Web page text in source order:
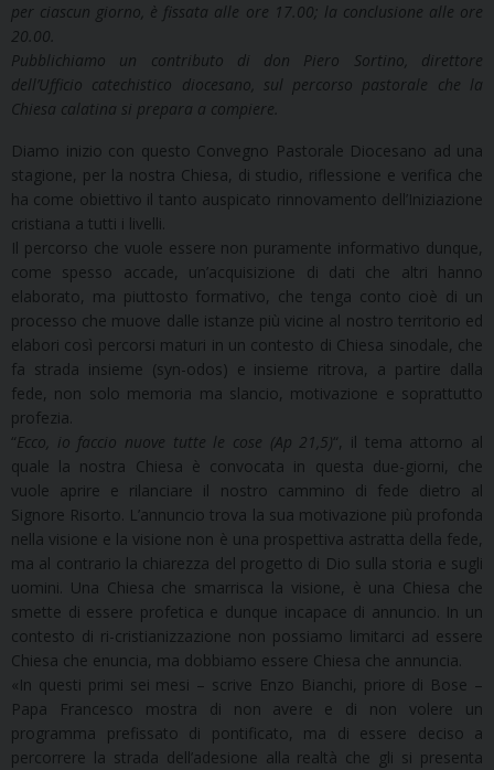
per ciascun giorno, è fissata alle ore 17.00; la conclusione alle ore
20.00.
Pubblichiamo un contributo di don Piero Sortino, direttore
dell’Ufficio catechistico diocesano, sul percorso pastorale che la
Chiesa calatina si prepara a compiere.
Diamo inizio con questo Convegno Pastorale Diocesano ad una
stagione, per la nostra Chiesa, di studio, riflessione e verifica che
ha come obiettivo il tanto auspicato rinnovamento dell’Iniziazione
cristiana a tutti i livelli.
Il percorso che vuole essere non puramente informativo dunque,
come spesso accade, un’acquisizione di dati che altri hanno
elaborato, ma piuttosto formativo, che tenga conto cioè di un
processo che muove dalle istanze più vicine al nostro territorio ed
elabori così percorsi maturi in un contesto di Chiesa sinodale, che
fa strada insieme (syn-odos) e insieme ritrova, a partire dalla
fede, non solo memoria ma slancio, motivazione e soprattutto
profezia.
“Ecco, io faccio nuove tutte le cose (Ap 21,5)“, il tema attorno al
quale la nostra Chiesa è convocata in questa due-giorni, che
vuole aprire e rilanciare il nostro cammino di fede dietro al
Signore Risorto. L’annuncio trova la sua motivazione più profonda
nella visione e la visione non è una prospettiva astratta della fede,
ma al contrario la chiarezza del progetto di Dio sulla storia e sugli
uomini. Una Chiesa che smarrisca la visione, è una Chiesa che
smette di essere profetica e dunque incapace di annuncio. In un
contesto di ri-cristianizzazione non possiamo limitarci ad essere
Chiesa che enuncia, ma dobbiamo essere Chiesa che annuncia.
«In questi primi sei mesi – scrive Enzo Bianchi, priore di Bose –
Papa Francesco mostra di non avere e di non volere un
programma prefissato di pontificato, ma di essere deciso a
percorrere la strada dell’adesione alla realtà che gli si presenta